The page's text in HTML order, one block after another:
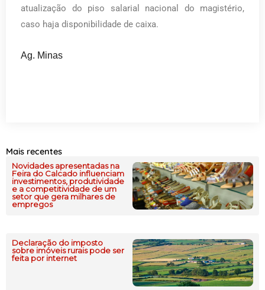
atualização do piso salarial nacional do magistério,
caso haja disponibilidade de caixa.
Ag. Minas
Mais recentes
Novidades apresentadas na
Feira do Calcado influenciam
investimentos, produtividade
e a competitividade de um
setor que gera milhares de
empregos
Declaração do imposto
sobre imóveis rurais pode ser
feita por internet